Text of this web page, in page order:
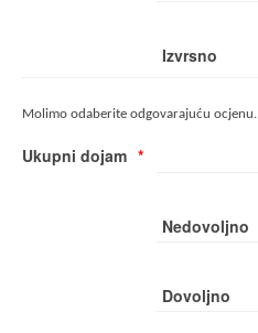
Izvrsno
Molimo odaberite odgovarajuću ocjenu.
Ukupni dojam
Nedovoljno
Dovoljno